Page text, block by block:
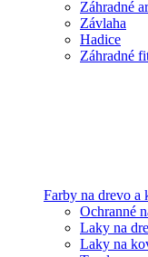
Záhradné
Závlaha
Hadice
Záhradné
Farby na drevo a
Ochranné
Laky na
Laky na